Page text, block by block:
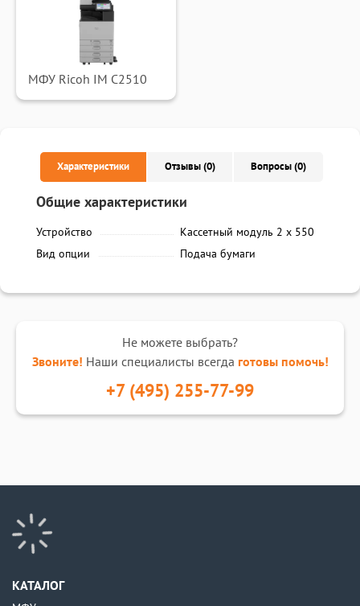
МФУ Ricoh IM C2510
Характеристики Отзывы (0) Вопросы (0)
Общие характеристики
Устройство
Кассетный модуль 2 х 550
Вид опции
Подача бумаги
Не можете выбрать?
Звоните! Наши специалисты всегда готовы помочь!
+7 (495) 255-77-99
КАТАЛОГ